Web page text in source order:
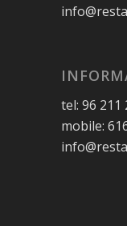
tel: 96 211
mobile: